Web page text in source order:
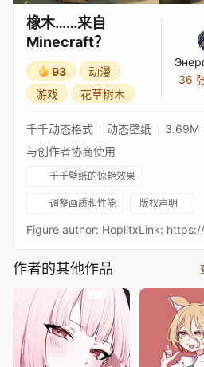
橡木……来自
Minecraft？
93
动漫
游戏
花草树木
36
千千动态格式 动态壁纸
3.69M
与创作者协商使用
千千壁纸的惊艳效果
调整画质和性能 版权声明
作者的其他作品